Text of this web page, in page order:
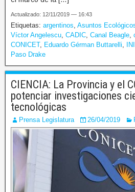
Actualizado: 12/11/2019 — 16:43
Etiquetas: argentinos Asuntos
Víctor Angelescu CADIC Canal Beagle
CONICET, Eduardo Gérman Buttarelli
Paso Drake
CIENCIA: La Provincia y el
potenciar investigaciones
tecnológicas
Prensa Legislatura 26/04/2019